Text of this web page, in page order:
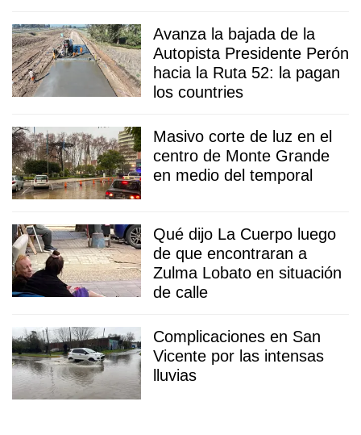
Avanza la bajada de la
Autopista Presidente Perón
hacia la Ruta 52: la pagan
los countries
Masivo corte de luz en el
centro de Monte Grande
en medio del temporal
Qué dijo La Cuerpo luego
de que encontraran a
Zulma Lobato en situación
de calle
Complicaciones en San
Vicente por las intensas
lluvias